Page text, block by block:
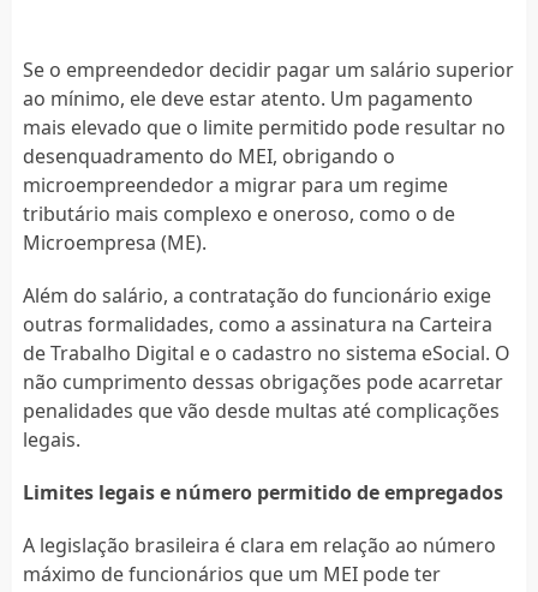
Se o empreendedor decidir pagar um salário superior
ao mínimo, ele deve estar atento. Um pagamento
mais elevado que o limite permitido pode resultar no
desenquadramento do MEI, obrigando o
microempreendedor a migrar para um regime
tributário mais complexo e oneroso, como o de
Microempresa (ME).
Além do salário, a contratação do funcionário exige
outras formalidades, como a assinatura na Carteira
de Trabalho Digital e o cadastro no sistema eSocial. O
não cumprimento dessas obrigações pode acarretar
penalidades que vão desde multas até complicações
legais.
Limites legais e número permitido de empregados
A legislação brasileira é clara em relação ao número
máximo de funcionários que um MEI pode ter